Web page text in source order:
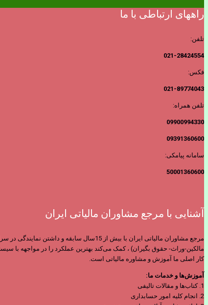
راههای ارتباطی با ما
تلفن:
021-28424554
فکس:
021-89774043
تلفن همراه:
09900994330
09391360600
سامانه پیامکی:
50001360600
آشنایی با مرجع مشاوران مالیاتی ایران
مرجع مشاوران مالیاتی ایران با بیش از
مالکین-وراث- حقوق بگیران) ، کمک می‌کند بهترین عملکرد را در مواجهه با
کار اصلی ما آموزش و مشاوره مالیاتی است.
آموزش‌ها و خدمات ما:
1. کتاب‌ها و مقالات تالیفی
2. انجام کلیه امور حسابداری